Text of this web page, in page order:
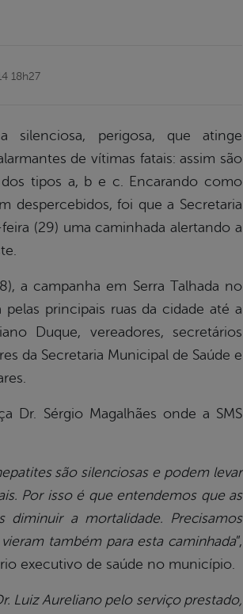
18h27
silenciosa, perigosa, que atinge
de vítimas fatais: assim são
tipos a, b e c. Encarando como
despercebidos, foi que a Secretaria
(29) uma caminhada alertando a
a campanha em Serra Talhada no
principais ruas da cidade até a
Duque, vereadores, secretários
da Secretaria Municipal de Saúde e
Dr. Sérgio Magalhães onde a SMS
são silenciosas e podem levar
Por isso é que entendemos que as
a mortalidade. Precisamos
também para esta caminhada”,
executivo de saúde no município.
Luiz Aureliano pelo serviço prestado,